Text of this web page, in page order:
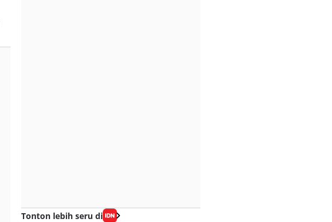
Tonton lebih seru di